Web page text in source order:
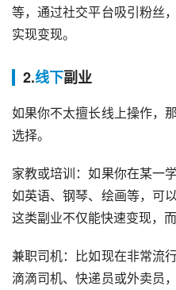
等，通过社交平台吸引粉丝
实现变现。
2.线下副业
如果你不太擅长线上操作，
选择。
家教或培训：如果你在某一
如英语、钢琴、绘画等，可
这类副业不仅能快速变现，
兼职司机：比如现在非常流
滴滴司机、快递员或外卖员